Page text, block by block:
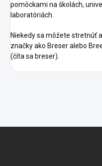
pomôckami na školách,
laboratóriách.
Niekedy sa môžete stretnúť
značky ako Breser alebo
(číta sa breser).